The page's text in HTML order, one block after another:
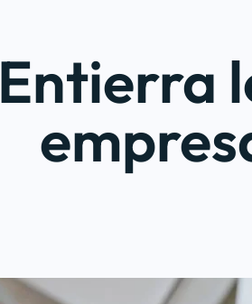
Entierra